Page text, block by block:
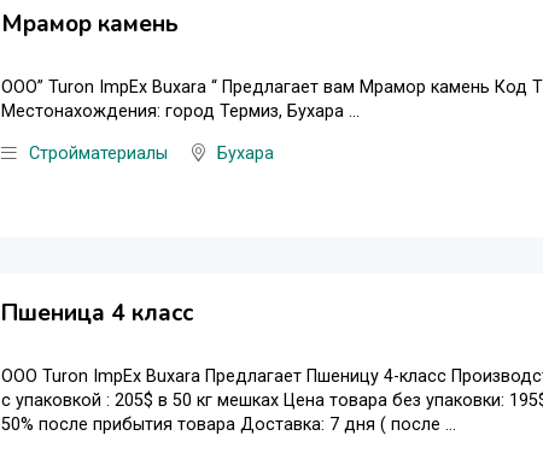
Мрамор камень
OOO” Turon ImpEx Buxara “ Предлагает вам Мрамор камень
Местонахождения: город Термиз, Бухара ...
Стройматериалы Бухара
Пшеница 4 класс
OOO Turon ImpEx Buxara Предлагает Пшеницу 4-класс
с упаковкой : 205$ в 50 кг мешках Цена товара без упаковки:
50% после прибытия товара Доставка: 7 дня ( после ...